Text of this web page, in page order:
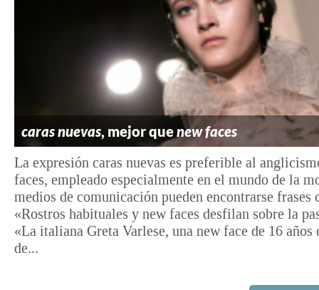
caras nuevas, mejor quenew faces
La expresión caras nuevas es preferible al
faces, empleado especialmente en el mundo de la
medios de comunicación pueden encontrarse frases
«Rostros habituales y new faces desfilan sobre la
«La italiana Greta Varlese, una new face de 16 años
de...